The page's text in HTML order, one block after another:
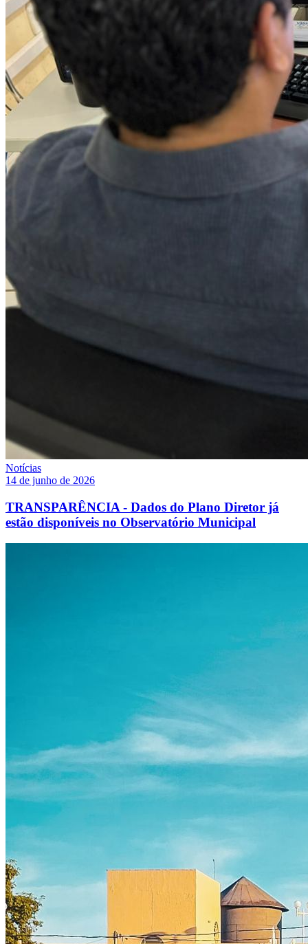
Notícias
14 de junho de 2026
TRANSPARÊNCIA - Dados do Plano Diretor já
estão disponíveis no Observatório Municipal